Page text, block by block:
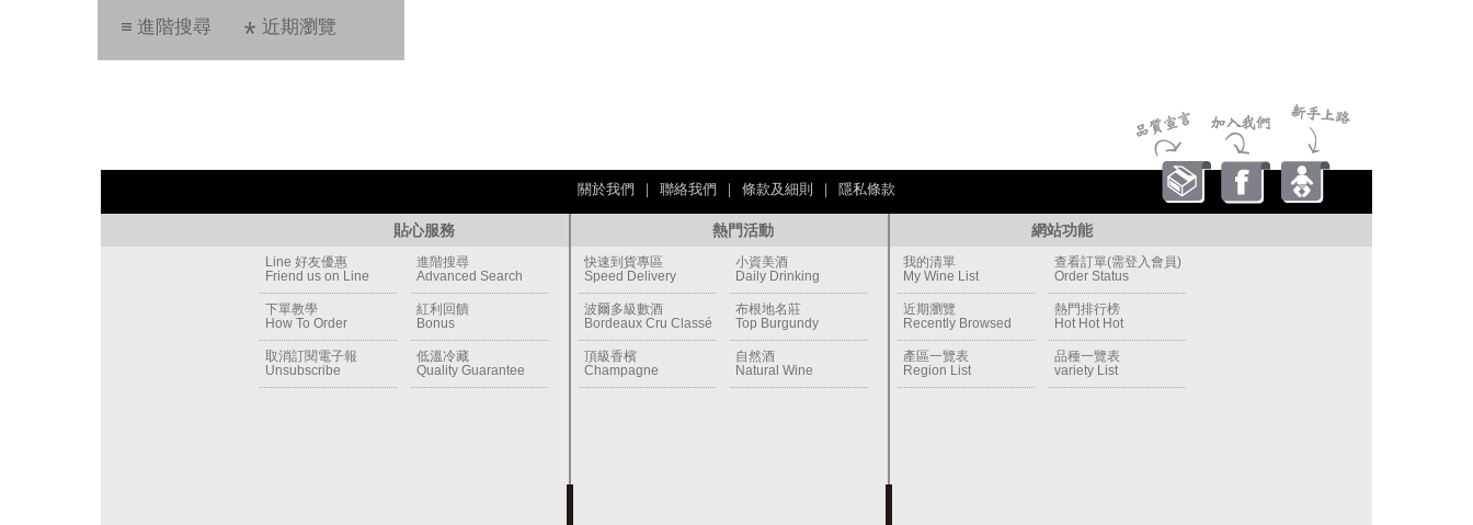
進階搜尋 近期瀏覽
關於我們 ｜ 聯絡我們 ｜ 條款及細則 ｜ 隱私條款
貼心服務
Line 好友優惠
Friend us on Line
進階搜尋
Advanced Search
下單教學
How To Order
紅利回饋
Bonus
取消訂閱電子報
Unsubscribe
Newsletter
低溫冷藏
Quality Guarantee
熱門活動
快速到貨專區
Speed Delivery
小資美酒
Daily Drinking
波爾多級數酒
Bordeaux Cru Classé
布根地名莊
Top Burgundy
頂級香檳
Champagne
自然酒
Natural Wine
網站功能
我的清單
My Wine List
查看訂單(需登入會員)
Order Status
近期瀏覽
Recently Browsed
熱門排行榜
Hot Hot Hot
產區一覽表
Region List
品種一覽表
variety List